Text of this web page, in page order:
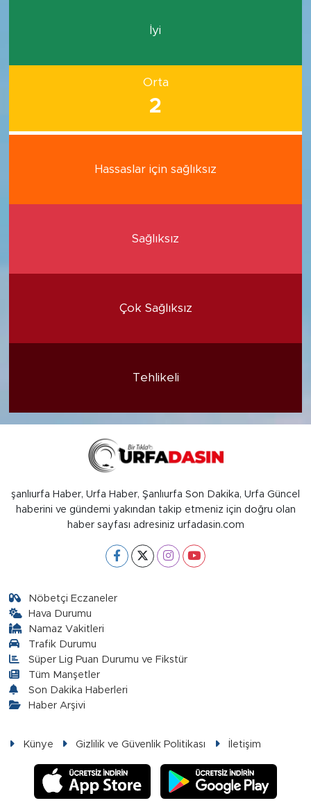
İyi
Orta
2
Hassaslar için sağlıksız
Sağlıksız
Çok Sağlıksız
Tehlikeli
şanlıurfa Haber, Urfa Haber, Şanlıurfa Son Dakika, Urfa Güncel
haberini ve gündemi yakından takip etmeniz için doğru olan
haber sayfası adresiniz urfadasin.com
Nöbetçi Eczaneler
Hava Durumu
Namaz Vakitleri
Trafik Durumu
Süper Lig Puan Durumu ve Fikstür
Tüm Manşetler
Son Dakika Haberleri
Haber Arşivi
Künye Gizlilik ve Güvenlik Politikası İletişim